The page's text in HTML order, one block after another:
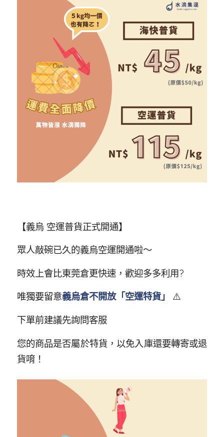
【義烏 空運普貨正式開通】
眾人敲碗已久的義烏空運開通啦～
時效上會比東莞倉更快速，歡迎多多利用?
唯獨要留意義烏倉不開放「空運特貨」 ⚠️
下單前建議先詢問客服
您的商品是否屬於特貨，以免入庫還要轉寄或退
貨唷！